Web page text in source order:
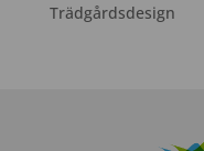
Trädgårdsdesign